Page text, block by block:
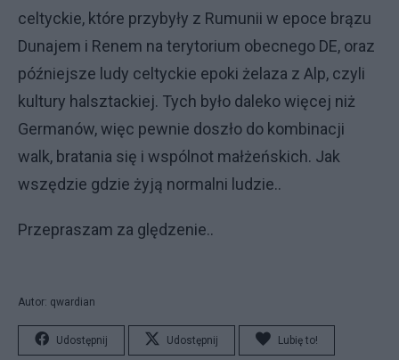
celtyckie, które przybyły z Rumunii w epoce brązu
Dunajem i Renem na terytorium obecnego DE, oraz
późniejsze ludy celtyckie epoki żelaza z Alp, czyli
kultury halsztackiej. Tych było daleko więcej niż
Germanów, więc pewnie doszło do kombinacji
walk, bratania się i wspólnot małżeńskich. Jak
wszędzie gdzie żyją normalni ludzie..
Przepraszam za ględzenie..
Autor: qwardian
Udostępnij Udostępnij Lubię to!